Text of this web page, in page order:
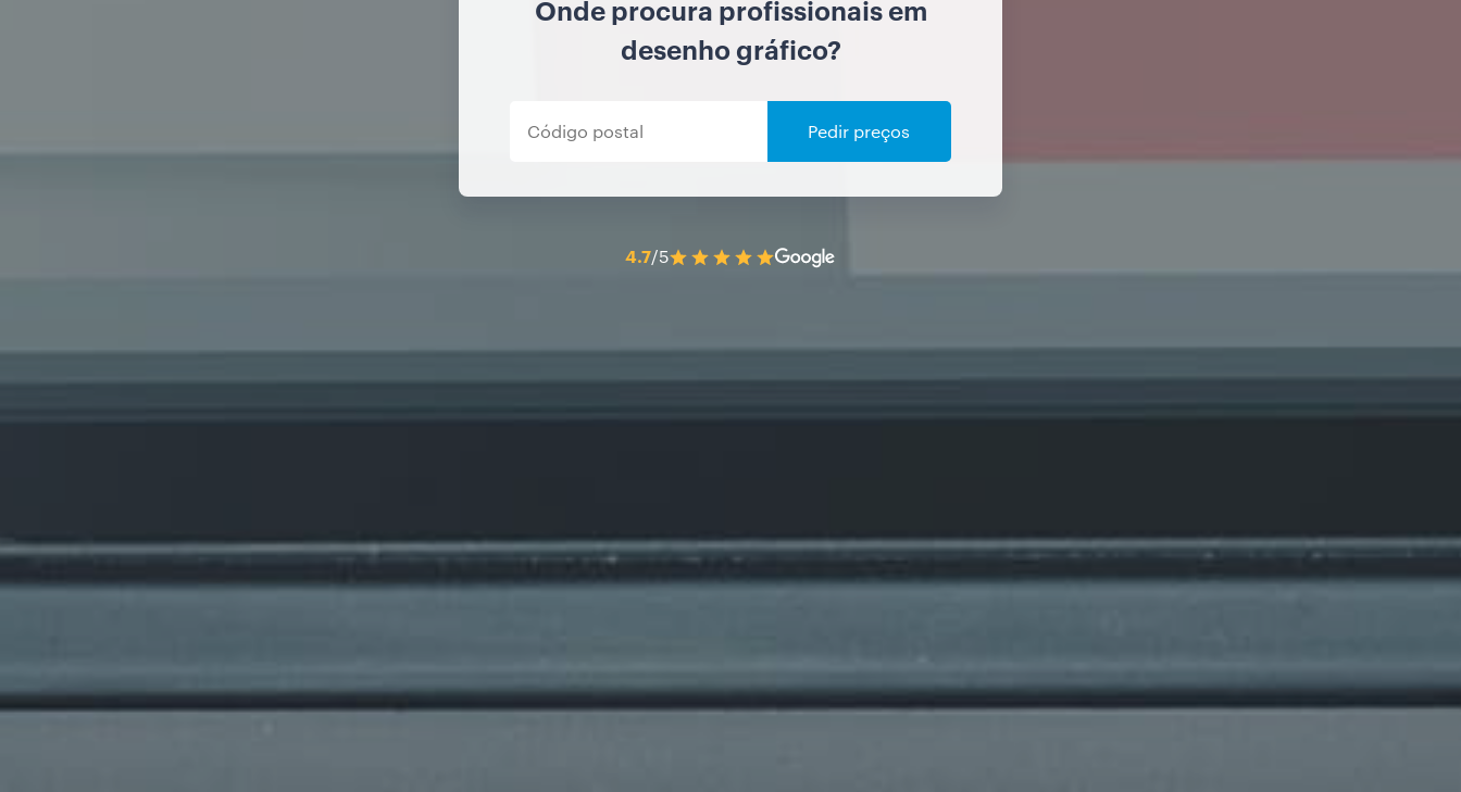
Onde procura profissionais em
desenho gráfico?
Pedir preços
4.7/5